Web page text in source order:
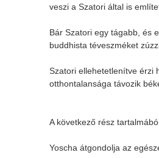
veszi a Szatori által is
Bár Szatori egy tágabb, és
buddhista téveszméket
Szatori ellehetetlenítve érzi
otthontalansága távozik
A következő rész
Yoscha átgondolja az